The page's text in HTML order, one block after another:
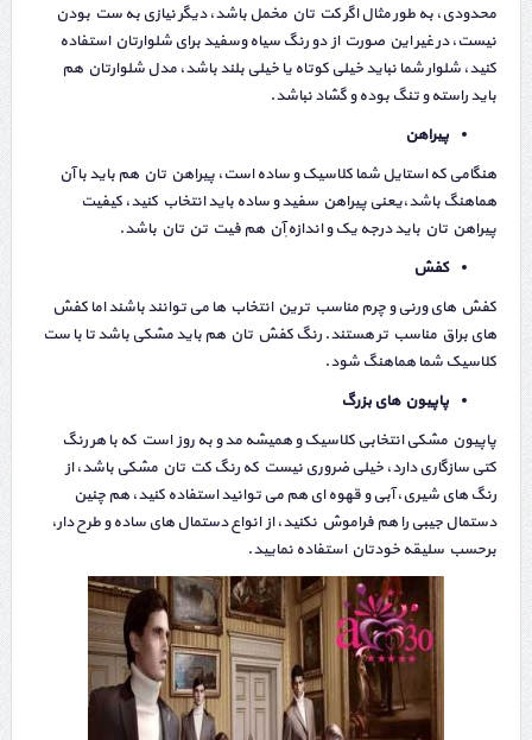
محدودی، به طور مثال اگر کت تان مخمل باشد، دیگر نیازی به ست بودن
نیست، در غیر این صورت از دو رنگ سیاه وسفید برای شلوارتان استفاده
کنید، شلوار شما نباید خیلی کوتاه یا خیلی بلند باشد، مدل شلوارتان هم
باید راسته و تنگ بوده و گشاد نباشد.
پیراهن
هنگامی که استایل شما کلاسیک و ساده است، پیراهن تان هم باید با آن
هماهنگ باشد،‌یعنی پیراهن سفید و ساده باید انتخاب کنید، کیفیت
پیراهن تان باید درجه یک و اندازه ٖآن هم فیت تن تان باشد.
کفش
کفش های ورنی و چرم مناسب ترین انتخاب ها می توانند باشند اما کفش
های براق مناسب تر هستند. رنگ کفش تان هم باید مشکی باشد تا با ست
کلاسیک شما هماهنگ شود.
پاپیون های بزرگ
پاپیون مشکی انتخابی کلاسیک و همیشه مد و به روز است که با هر رنگ
کتی سازگاری دارد،‌ خیلی ضروری نیست که رنگ کت تان مشکی باشد، از
رنگ های شیری،‌ آبی و قهوه ای هم می توانید استفاده کنید، هم چنین
دستمال جیبی را هم فراموش نکنید، از انواع دستمال های ساده و طرح دار،
برحسب سلیقه خودتان استفاده نمایید.